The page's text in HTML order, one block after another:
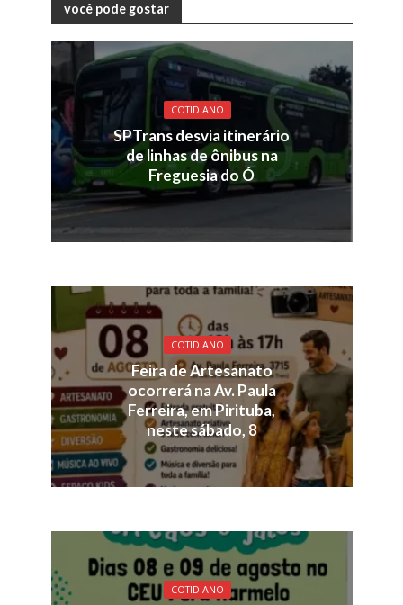
você pode gostar
COTIDIANO
SPTrans desvia itinerário
de linhas de ônibus na
Freguesia do Ó
COTIDIANO
Feira de Artesanato
ocorrerá na Av. Paula
Ferreira, em Pirituba,
neste sábado, 8
COTIDIANO